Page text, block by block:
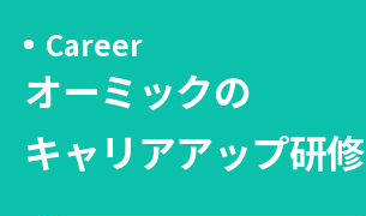
Career
オーミックの
キャリアアップ研修